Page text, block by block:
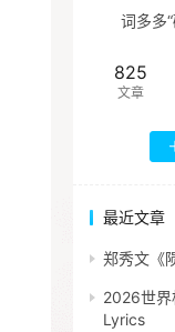
词多多
825
文章
最近文章
郑秀文《
2026世界
Lyrics